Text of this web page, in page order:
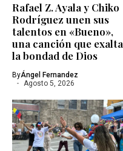
Rafael Z. Ayala y Chiko
Rodríguez unen sus
talentos en «Bueno»,
una canción que exalta
la bondad de Dios
ByÁngel Fernandez
Agosto 5, 2026